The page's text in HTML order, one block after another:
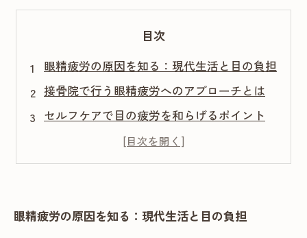
目次
眼精疲労の原因を知る：現代生活と目の負担
接骨院で行う眼精疲労へのアプローチとは
セルフケアで目の疲労を和らげるポイント
施術体験者が語る回復の実感と変化
眼精疲労改善を目指す未来への一歩
眼精疲労の原因を知る：現代生活と目の負担